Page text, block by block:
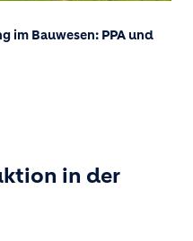
im Bauwesen: PPA und
in der